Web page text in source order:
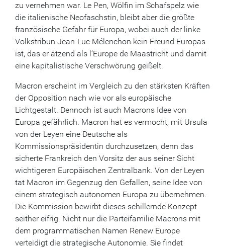
zu vernehmen war. Le Pen, Wölfin im Schafspelz wie
die italienische Neofaschstin, bleibt aber die größte
französische Gefahr für Europa, wobei auch der linke
Volkstribun Jean-Luc Mélenchon kein Freund Europas
ist, das er ätzend als l‘Europe de Maastricht und damit
eine kapitalistische Verschwörung geißelt.
Macron erscheint im Vergleich zu den stärksten Kräften
der Opposition nach wie vor als europäische
Lichtgestalt. Dennoch ist auch Macrons Idee von
Europa gefährlich. Macron hat es vermocht, mit Ursula
von der Leyen eine Deutsche als
Kommissionspräsidentin durchzusetzen, denn das
sicherte Frankreich den Vorsitz der aus seiner Sicht
wichtigeren Europäischen Zentralbank. Von der Leyen
tat Macron im Gegenzug den Gefallen, seine Idee von
einem strategisch autonomen Europa zu übernehmen.
Die Kommission bewirbt dieses schillernde Konzept
seither eifrig. Nicht nur die Parteifamilie Macrons mit
dem programmatischen Namen Renew Europe
verteidigt die strategische Autonomie. Sie findet